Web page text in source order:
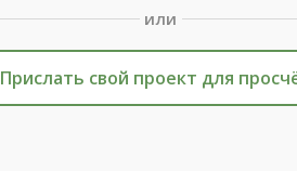
или
Прислать свой проект для